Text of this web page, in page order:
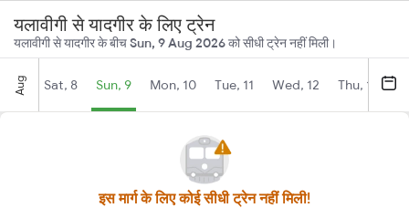
यलावीगी से यादगीर के लिए ट्रेन
यलावीगी से यादगीर के बीचSun, 9 Aug 2026 को सीधी ट्रेन नहीं मिली।
Aug Sat, 8 Sun, 9 Mon, 10 Tue, 11 Wed, 12 Thu, 13
इस मार्ग के लिए कोई सीधी ट्रेन नहीं मिली!